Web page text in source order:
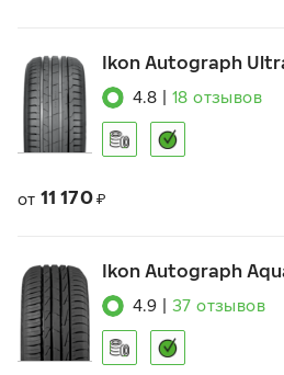
Ikon Autograph
4.8 18 отзывов
от 11 170 ₽
Ikon Autograph
4.9 37 отзывов